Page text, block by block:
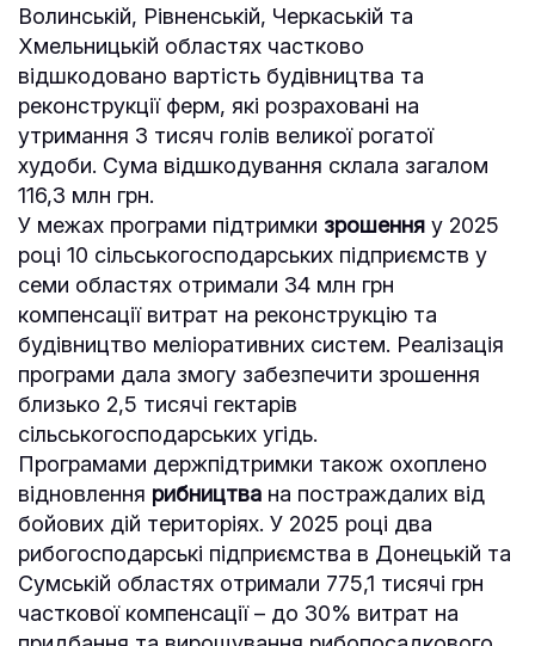
Волинській, Рівненській, Черкаській та
Хмельницькій областях частково
відшкодовано вартість будівництва та
реконструкції ферм, які розраховані на
утримання 3 тисяч голів великої рогатої
худоби. Сума відшкодування склала загалом
116,3 млн грн.
У межах програми підтримки зрошення у 2025
році 10 сільськогосподарських підприємств у
семи областях отримали 34 млн грн
компенсації витрат на реконструкцію та
будівництво меліоративних систем. Реалізація
програми дала змогу забезпечити зрошення
близько 2,5 тисячі гектарів
сільськогосподарських угідь.
Програмами держпідтримки також охоплено
відновлення рибництва на постраждалих від
бойових дій територіях. У 2025 році два
рибогосподарські підприємства в Донецькій та
Сумській областях отримали 775,1 тисячі грн
часткової компенсації – до 30% витрат на